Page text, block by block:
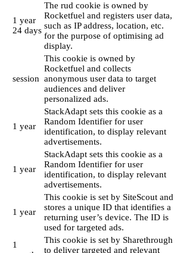
1 year
24 days
The rud cookie is owned by
Rocketfuel and registers user data,
such as IP address, location, etc.
for the purpose of optimising ad
display.
session
This cookie is owned by
Rocketfuel and collects
anonymous user data to target
audiences and deliver
personalized ads.
1 year
StackAdapt sets this cookie as a
Random Identifier for user
identification, to display relevant
advertisements.
1 year
StackAdapt sets this cookie as a
Random Identifier for user
identification, to display relevant
advertisements.
1 year
This cookie is set by SiteScout and
stores a unique ID that identifies a
returning user’s device. The ID is
used for targeted ads.
1
This cookie is set by Sharethrough
to deliver targeted and relevant